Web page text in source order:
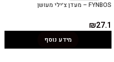
FYNBOS – מעדן צ׳ילי מעושן
₪27.1
מידע נוסף